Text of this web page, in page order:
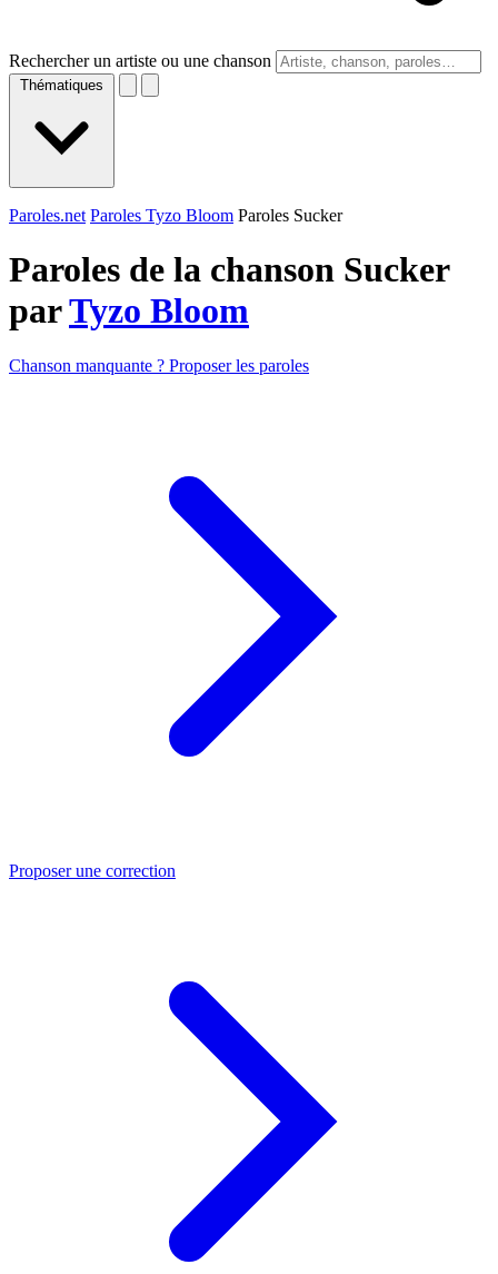
Rechercher un artiste ou une chanson
Thématiques
Paroles.net Paroles Tyzo Bloom Paroles Sucker
Paroles de la chanson Sucker
parTyzo Bloom
Chanson manquante ? Proposer les paroles
Proposer une correction